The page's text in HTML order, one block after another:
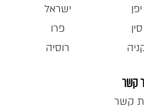
יפן
ישראל
סין
פרו
רוסיה
קשר
קשר